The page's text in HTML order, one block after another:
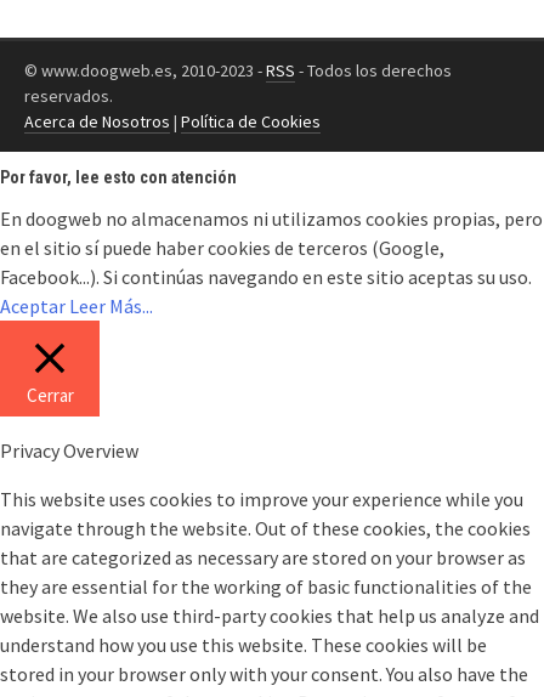
© www.doogweb.es, 2010-2023 -RSS - Todos los derechos
reservados.
Acerca de Nosotros | Política de Cookies
Por favor, lee esto con atención
En doogweb no almacenamos ni utilizamos cookies propias, pero
en el sitio sí puede haber cookies de terceros (Google,
Facebook...). Si continúas navegando en este sitio aceptas su uso.
Aceptar Leer Más...
Cerrar
Privacy Overview
This website uses cookies to improve your experience while you
navigate through the website. Out of these cookies, the cookies
that are categorized as necessary are stored on your browser as
they are essential for the working of basic functionalities of the
website. We also use third-party cookies that help us analyze and
understand how you use this website. These cookies will be
stored in your browser only with your consent. You also have the